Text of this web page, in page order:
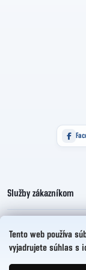
Tento web používa
vyjadrujete súhlas s
Služby zákazníkom